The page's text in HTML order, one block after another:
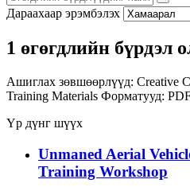
Дараахаар эрэмбэлэх
1 өгөгдлийн бүрдэл
Ашиглах зөвшөөрлүүд: Creative
Training Materials Форматууд:
Үр дүнг шүүх
Unmaned Aerial
Training Workshop